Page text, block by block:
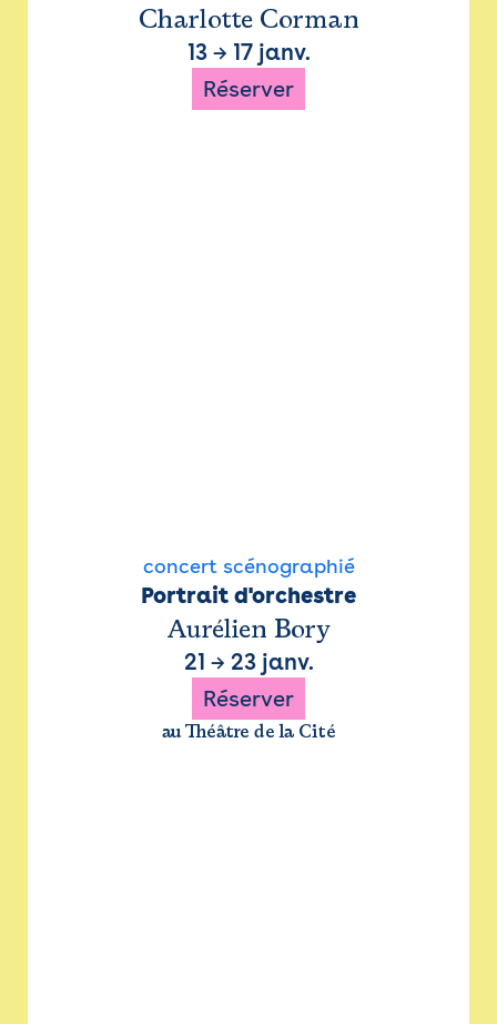
Charlotte Corman
13→ 17 janv.
Réserver
concert scénographié
Portrait d'orchestre
Aurélien Bory
21 → 23 janv.
Réserver
au Théâtre de la Cité